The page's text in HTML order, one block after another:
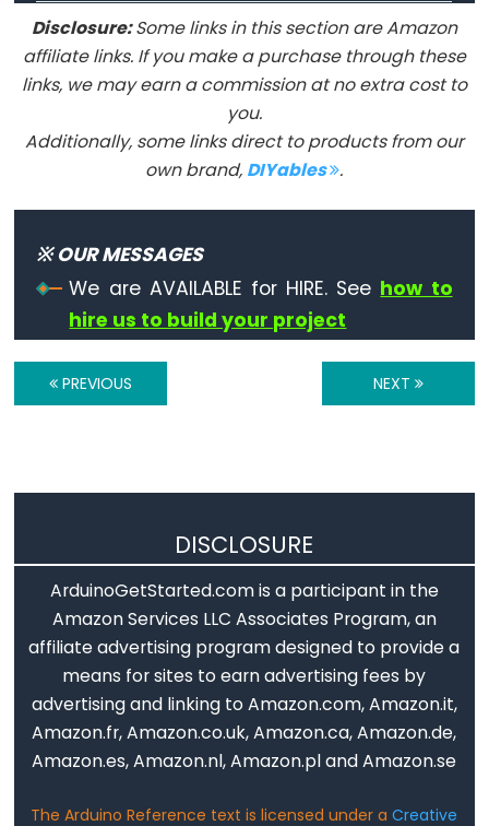
Serial.println()
Serial.read()
Serial.readBytesUntil()
Serial.readString()
Serial.readStringUntil()
serialEvent()
Serial.setTimeout()
Serial.write()
Keyboard
Keyboard
Keyboard.begin()
Keyboard.end()
Keyboard
Modifiers
Disclosure:Some links in this section are Amazon
affiliate links. If you make a purchase through these
links, we may earn a commission at no extra cost to
you.
Additionally, some links direct to products from our
own brand, DIYables .
※ OUR MESSAGES
We are AVAILABLE for HIRE. See how to
hire us to build your project
PREVIOUS NEXT
DISCLOSURE
ArduinoGetStarted.com is a participant in the
Amazon Services LLC Associates Program, an
affiliate advertising program designed to provide a
means for sites to earn advertising fees by
advertising and linking to Amazon.com, Amazon.it,
Amazon.fr, Amazon.co.uk, Amazon.ca, Amazon.de,
Amazon.es, Amazon.nl, Amazon.pl and Amazon.se
The Arduino Reference text is licensed under aCreative